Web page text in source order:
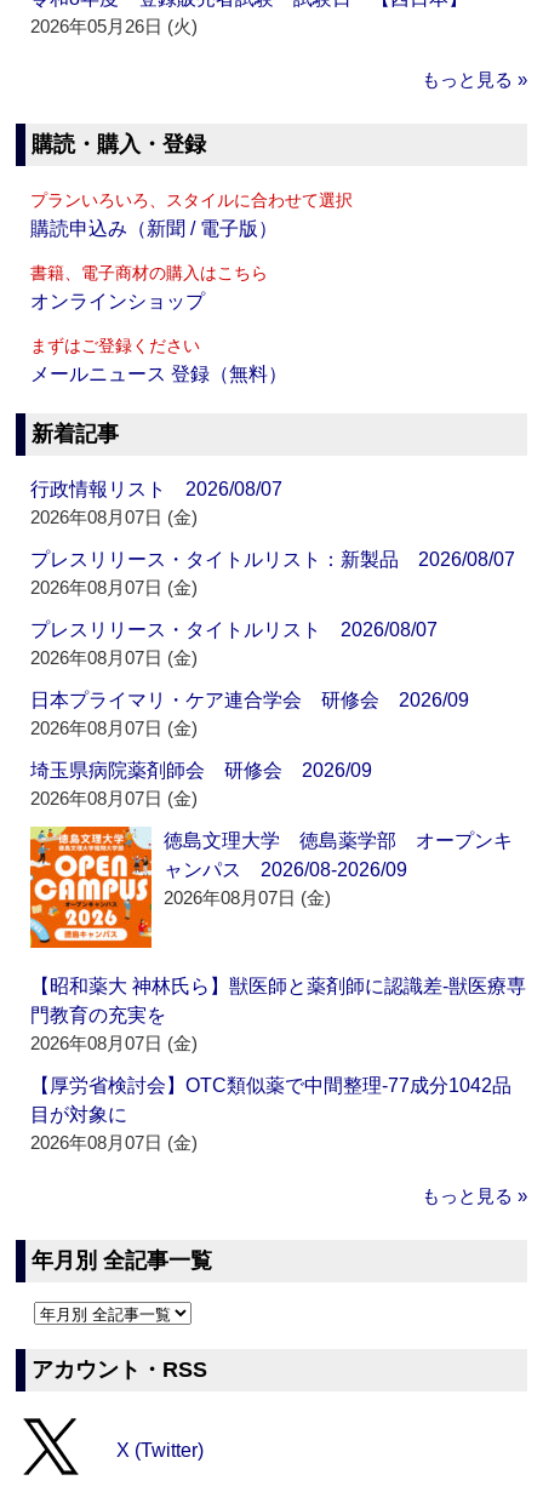
2026年05月26日 (火)
もっと見る »
購読・購入・登録
プランいろいろ、スタイルに合わせて選択
購読申込み（新聞 / 電子版）
書籍、電子商材の購入はこちら
オンラインショップ
まずはご登録ください
メールニュース 登録（無料）
新着記事
行政情報リスト 2026/08/07
2026年08月07日 (金)
プレスリリース・タイトルリスト：新製品 2026/08/07
2026年08月07日 (金)
プレスリリース・タイトルリスト 2026/08/07
2026年08月07日 (金)
日本プライマリ・ケア連合学会 研修会 2026/09
2026年08月07日 (金)
埼玉県病院薬剤師会 研修会 2026/09
2026年08月07日 (金)
徳島文理大学 徳島薬学部 オープンキ
ャンパス 2026/08-2026/09
2026年08月07日 (金)
【昭和薬大 神林氏ら】獣医師と薬剤師に認識差‐獣医療専
門教育の充実を
2026年08月07日 (金)
【厚労省検討会】OTC類似薬で中間整理‐77成分1042品
目が対象に
2026年08月07日 (金)
もっと見る »
年月別 全記事一覧
アカウント・RSS
X (Twitter)